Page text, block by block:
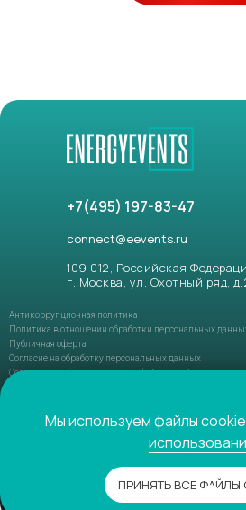
Разработано
© 2021-2026 ENERGYEVENTS. Все права
109 012, Российская
г. Москва, ул. Охотный ряд,
+7(495) 197-83-47
connect@eevents.ru
Антикоррупционная политика
Политика в отношении обработки персональных
Публичная оферта
Согласие на обработку персональных данных
Соглашение об использовании файлов-cookie
Мы используем файлы
ПРИНЯТЬ ВСЕ ФАЙЛЫ